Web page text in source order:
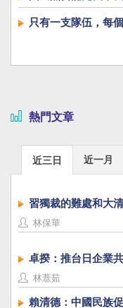
只有一支隊伍，每
熱門文章
近三日 近一月
習獨裁的難處和大
林保華
卓揆：推台日企業
林薏茹
賴清德：中國民族